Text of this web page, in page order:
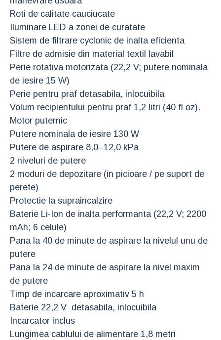
Roti de calitate cauciucate
Iluminare LED a zonei de curatate
Sistem de filtrare cyclonic de inalta eficienta
Filtre de admisie din material textil lavabil
Perie rotativa motorizata (22,2 V; putere nominala
de iesire 15 W)
Perie pentru praf detasabila, inlocuibila
Volum recipientului pentru praf 1,2 litri (40 fl oz).
Motor puternic
Putere nominala de iesire 130 W
Putere de aspirare 8,0–12,0 kPa
2 niveluri de putere
2 moduri de depozitare (in picioare / pe suport de
perete)
Protectie la supraincalzire
Baterie Li-Ion de inalta performanta (22,2 V; 2200
mAh; 6 celule)
Pana la 40 de minute de aspirare la nivelul unu de
putere
Pana la 24 de minute de aspirare la nivel maxim
de putere
Timp de incarcare aproximativ 5 h
Baterie 22,2 V detasabila, inlocuibila
Incarcator inclus
Lungimea cablului de alimentare 1,8 metri